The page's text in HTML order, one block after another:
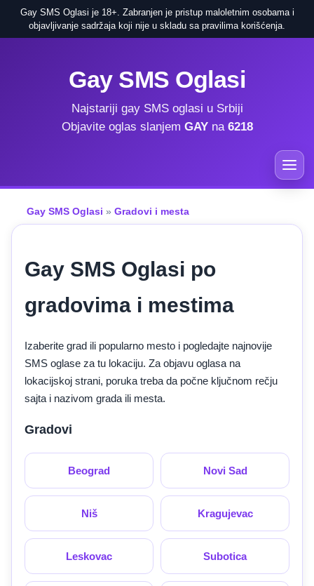
Gay SMS Oglasi je 18+. Zabranjen je pristup maloletnim osobama i
objavljivanje sadržaja koji nije u skladu sa pravilima korišćenja.
Gay SMS Oglasi
Najstariji gay SMS oglasi u Srbiji
Objavite oglas slanjem GAYna 6218
Gay SMS Oglasi » Gradovi i mesta
Gay SMS Oglasi po
gradovima i mestima
Izaberite grad ili popularno mesto i pogledajte najnovije
SMS oglase za tu lokaciju. Za objavu oglasa na
lokacijskoj strani, poruka treba da počne ključnom rečju
sajta i nazivom grada ili mesta.
Gradovi
Beograd Novi Sad
Niš Kragujevac
Leskovac Subotica